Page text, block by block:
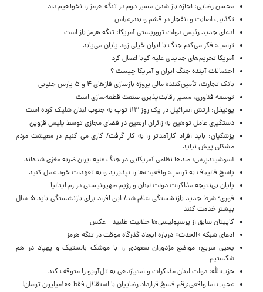
محسن رضایی: اجازه باز شدن مسیر دوم در تنگه هرمز را نخواهیم داد
تکذیب اصابت و انفجار در قشم و بندرعباس
ادعای جدید رئیس دولت تروریستی آمریکا: تنگه هرمز باز است
ترامپ: فکر می‌کنم جنگ با ایران خیلی زود پایان می‌یابد
آمریکا تحریم‌های جدیدی علیه کوبا اعمال کرد
احتمالات آینده جنگ ایران و آمریکا چیست ؟
بانک تجارت، تأمین‌کننده مالی پروژه بازسازی فازهای ۴ و ۵ پارس جنوبی
توسعه فناوری، مسیر رقابت‌پذیری صنعت قطعه‌سازی است
یونیفل: ارتش اسرائیل در یک روز ۱۱۳ توپ به جنوب لبنان شلیک کرده است
دستگیری عامل توهین به زائران اربعین در فضای مجازی توسط پلیس قزوین
پزشکیان: باید افراد کارآمدتر را به کار گرفت/ کاری می کنیم در معیشت مردم
مشکلی پیش نیاید
آسوشیتدپرس: صدها نظامی آمریکایی در جنگ علیه ایران ضربه مغزی شده‌اند
پاسخ قالیباف به ترامپ: واقعیت‌ها را بپذیرید و به تعهدات خود عمل کنید
پایان بی‌نتیجه مذاکرات دولت لبنان و رژیم صهیونیستی در رم ایتالیا
فوری؛ شرط جدید بازنشستگی اعلام شد/ این افراد برای بازنشستگی باید ۵ سال
بیشتر خدمت کنند
کاپیتان سابق از پرسپولیسی‌ها حلالیت طلبید + عکس
ادعای شبکه «الحدث» درباره ایجاد گذرگاه موقت در تنگه هرمز
یحیی سریع: مواضع مزدوران سعودی را با موشک بالستیک و پهپاد در هم
شکستیم
حزب‌الله: دولت لبنان مذاکرات و امتیازدهی به تل‌آویو را متوقف کند
عجیب اما واقعی:رقم فسخ قرارداد رضاییان با استقلال فقط ۱۰۰میلیون تومان!